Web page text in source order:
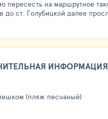
пересесть на маршрутное
до ст. Голубицкой далее
(пляж песчаный)